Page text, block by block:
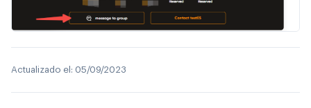
Actualizado el: 05/09/2023